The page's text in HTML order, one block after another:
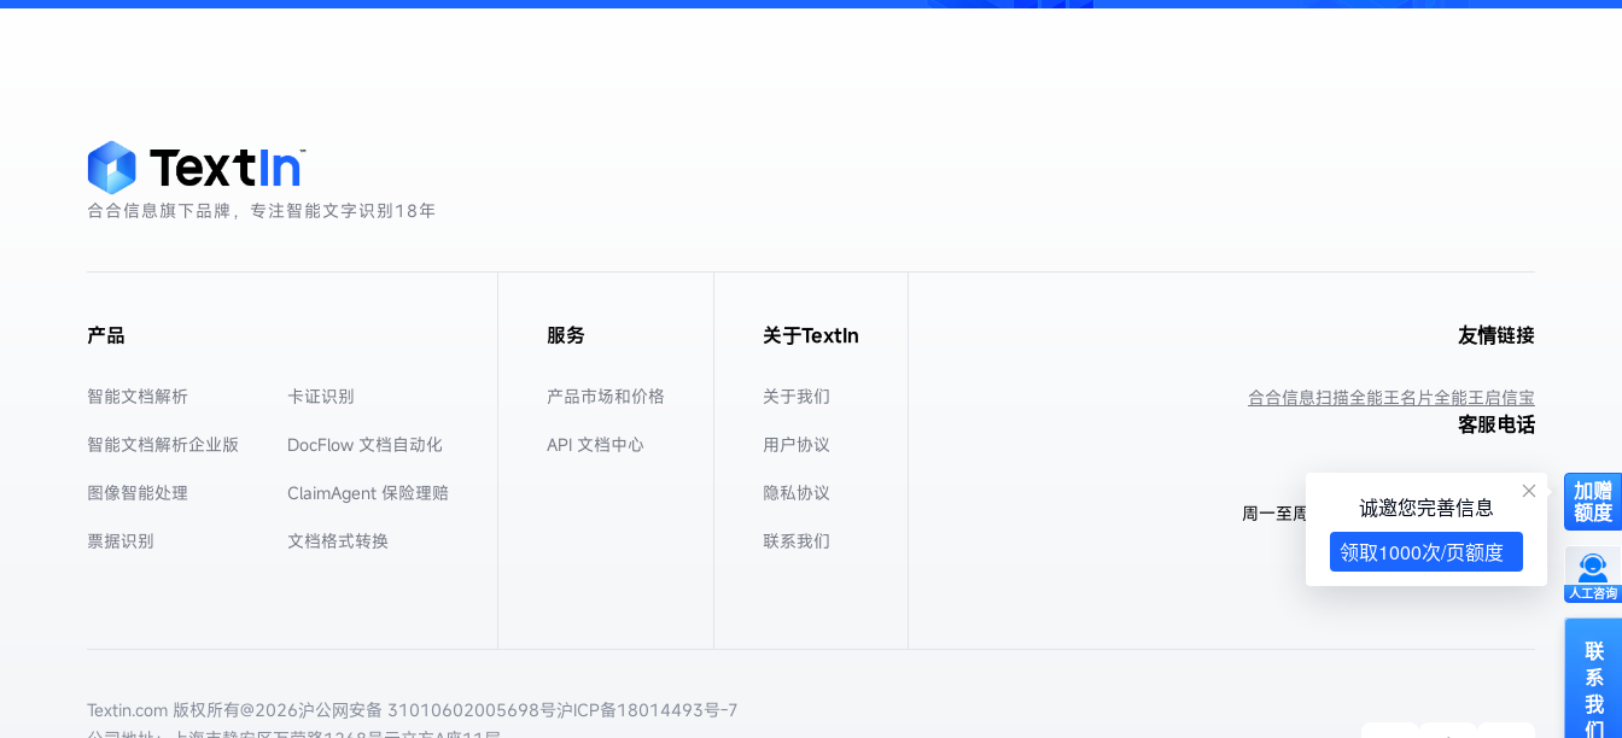
合合信息旗下品牌，专注智能文字识别18年
产品
智能文档解析
智能文档解析企业版
图像智能处理
票据识别
卡证识别
DocFlow 文档自动化
ClaimAgent 保险理赔
文档格式转换
服务
产品市场和价格
API 文档中心
关于TextIn
关于我们
用户协议
隐私协议
联系我们
友情链接
合合信息扫描全能王名片全能王启信宝
客服电话
400-6666-582
周一至周日9:00-18:00 (法定假日除外)
Textin.com 版权所有@2026沪公网安备 31010602005698号沪ICP备18014493号-7
加赠
额度
人工咨询
联
系
我
们
诚邀您完善信息
领取1000次/页额度